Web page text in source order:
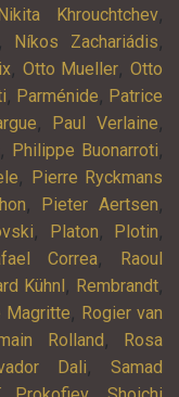
Nikita Khrouchtchev,
, Níkos Zachariádis,
, Otto Mueller, Otto
, Parménide, Patrice
, Paul Verlaine,
, Philippe Buonarroti,
,
Pierre Ryckmans
, Pieter Aertsen,
, Platon, Plotin,
Correa,
Raoul
Kühnl , Rembrandt,
Magritte, Rogier van
Rolland ,
Rosa
Dali,Samad